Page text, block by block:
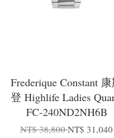
Frederique Constant
登 Highlife Ladies
FC-240ND2NH6B
NT$ 38,800NT$ 31,040